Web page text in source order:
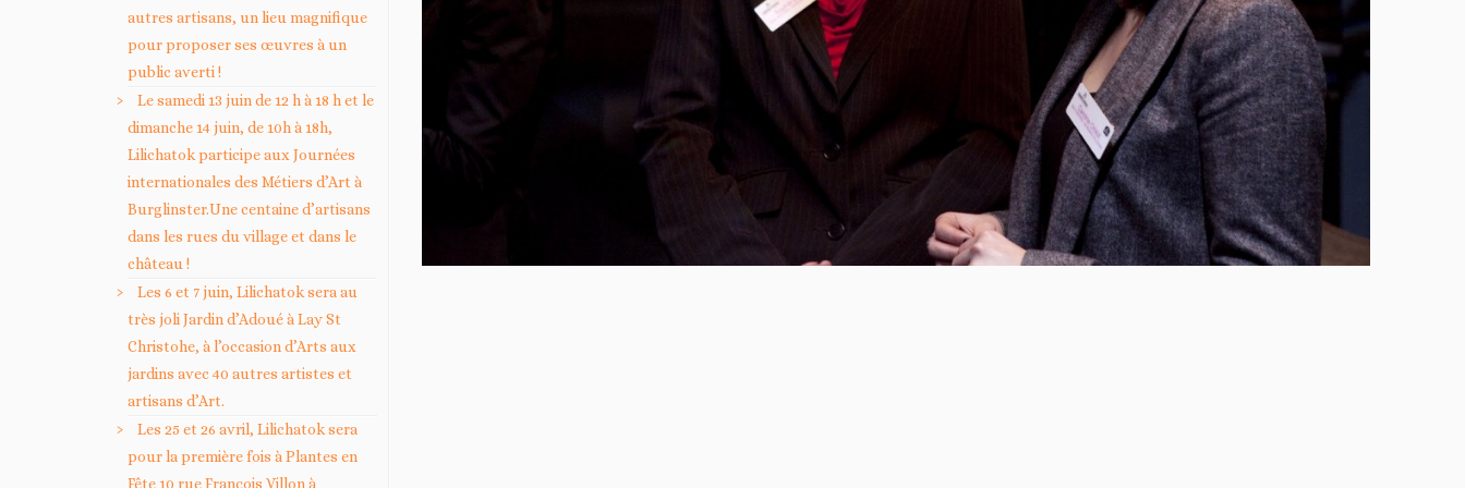
autres artisans, un lieu magnifique
pour proposer ses œuvres à un
public averti !
Le samedi 13 juin de 12 h à 18 h et le
dimanche 14 juin, de 10h à 18h,
Lilichatok participe aux Journées
internationales des Métiers d’Art à
Burglinster.Une centaine d’artisans
dans les rues du village et dans le
château !
Les 6 et 7 juin, Lilichatok sera au
très joli Jardin d’Adoué à Lay St
Christohe, à l’occasion d’Arts aux
jardins avec 40 autres artistes et
artisans d’Art.
Les 25 et 26 avril, Lilichatok sera
pour la première fois à Plantes en
Fête 10 rue François Villon à